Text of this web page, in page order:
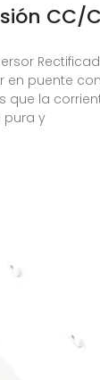
CC/
en puente
que la
pura y